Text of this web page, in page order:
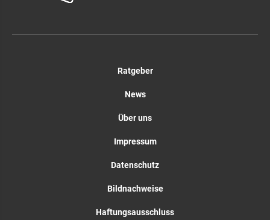
Ratgeber
News
Über uns
Impressum
Datenschutz
Bildnachweise
Haftungsausschluss